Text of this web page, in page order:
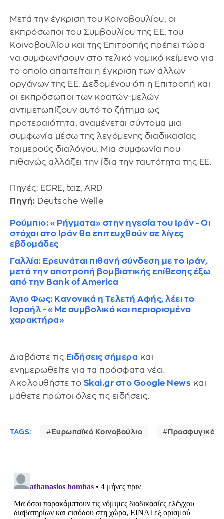
Μετά την έγκριση του Κοινοβουλίου, οι
εκπρόσωποι του Συμβουλίου της ΕΕ, του
Κοινοβουλίου και της Επιτροπής πρέπει τώρα
να συμφωνήσουν στο τελικό νομικό κείμενο για
το οποίο απαιτείται η έγκριση των άλλων
οργάνων της ΕΕ. Δεδομένου ότι η Επιτροπή και
οι εκπρόσωποι των κρατών-μελών
αντιμετωπίζουν αυτό το ζήτημα ως
προτεραιότητα, αναμένεται σύντομα μια
συμφωνία μέσω της λεγόμενης διαδικασίας
τριμερούς διαλόγου. Μια συμφωνία που
πιθανώς αλλάζει την ίδια την ταυτότητα της ΕΕ.
Πηγές: ECRE, taz, ARD
Πηγή: Deutsche Welle
Ρούμπιο: «Ρήγματα» στην ηγεσία του Ιράν - Οι
στόχοι στο Ιράν θα επιτευχθούν σε λίγες
εβδομάδες
Γαλλία: Ερευνάται πιθανή σύνδεση με το Ιράν,
μετά την αποτροπή βομβιστικής επίθεσης έξω
από την Bank of America
Άγιο Φως: Κανονικά η Τελετή Αφής, λέει το
Ισραήλ - «Με συμβολικό και περιορισμένο
χαρακτήρα»
Διαβάστε τις Ειδήσεις σήμερα και
ενημερωθείτε για τα πρόσφατα νέα.
Ακολουθήστε το Skai.gr στο Google News και
μάθετε πρώτοι όλες τις ειδήσεις.
TAGS: Ευρωπαϊκό Κοινοβούλιο Προσφυγικό